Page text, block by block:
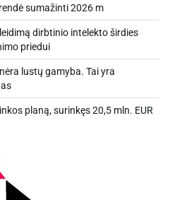
sumažinti 2026 m
dirbtinio intelekto širdies
priedui
lustų gamyba. Tai yra
planą, surinkęs 20,5 mln. EUR